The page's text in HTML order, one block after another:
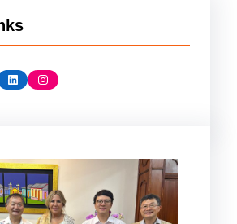
LinkedIn Instagram